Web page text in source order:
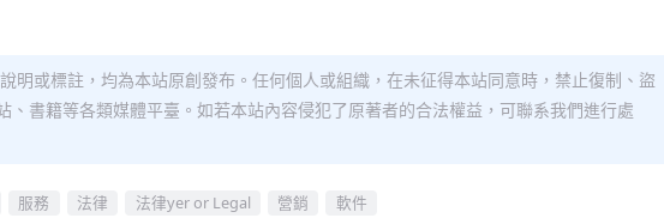
明或標註，均為本站原創發布。任何個人或組織，在未征得本站同意時，禁止復制、盜
、書籍等各類媒體平臺。如若本站內容侵犯了原著者的合法權益，可聯系我們進行處
服務 法律 法律yer or Legal 營銷 軟件